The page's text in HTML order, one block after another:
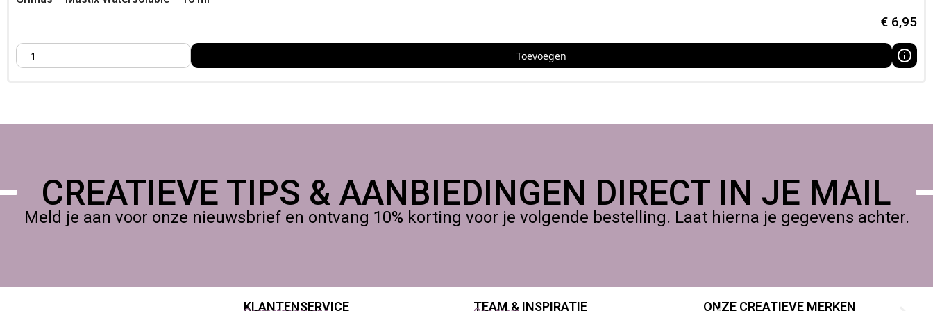
€ 6,95
Toevoegen
CREATIEVE TIPS & AANBIEDINGEN DIRECT IN JE MAIL
Meld je aan voor onze nieuwsbrief en ontvang 10% korting voor je volgende bestelling. Laat hierna je gegevens achter.
KLANTENSERVICE TEAM & INSPIRATIE ONZE CREATIEVE MERKEN